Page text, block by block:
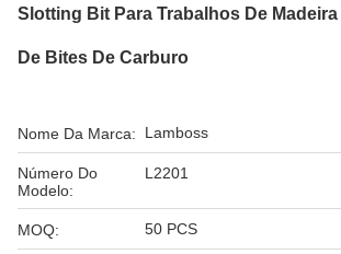
Slotting Bit Para Trabalhos De
De Bites De Carburo
Nome Da Marca: Lamboss
Número Do
Modelo:
L2201
MOQ: 50 PCS